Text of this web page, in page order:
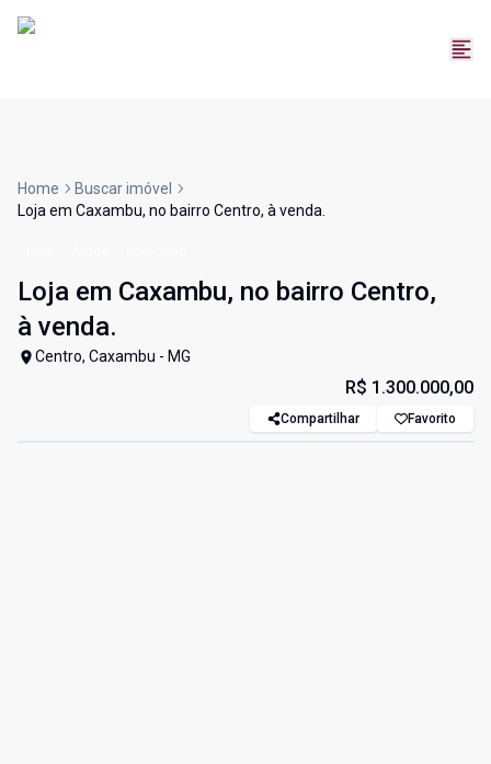
Home
Buscar imóvel
Loja em Caxambu, no bairro Centro, à venda.
Loja em Caxambu, no bairro Centro,
à venda.
Centro, Caxambu - MG
R$ 1.300.000,00
Compartilhar Favorito